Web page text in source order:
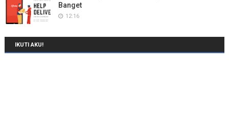
Banget
12:16
IKUTI AKU!